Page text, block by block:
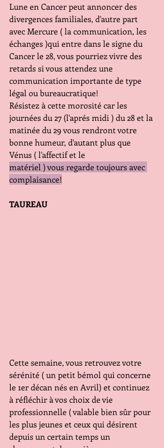
Lune en Cancer peut annoncer des
divergences familiales, d'autre part
avec Mercure ( la communication, les
échanges )qui entre dans le signe du
Cancer le 28, vous pourriez vivre des
retards si vous attendez une
communication importante de type
légal ou bureaucratique!
Résistez à cette morosité car les
journées du 27 (l'aprés midi ) du 28 et la
matinée du 29 vous rendront votre
bonne humeur, d'autant plus que
Vénus ( l'affectif et le
matériel ) vous regarde toujours avec
complaisance!
TAUREAU
Cette semaine, vous retrouvez votre
sérénité ( un petit bémol qui concerne
le 1er décan nés en Avril) et continuez
à réfléchir à vos choix de vie
professionnelle ( valable bien sûr pour
les plus jeunes et ceux qui désirent
depuis un certain temps un